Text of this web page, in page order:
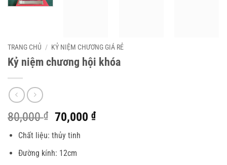
TRANG CHỦ / KỶ NIỆM CHƯƠNG GIÁ RẺ
Kỷ niệm chương hội khóa
80,000₫
Giá
gốc
là:
80,000 ₫.
70,000₫Giá
Chất liệu: thủy tinh
Đường kính: 12cm